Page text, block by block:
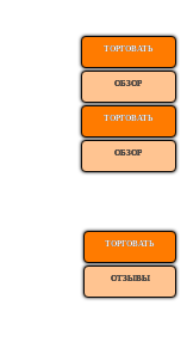
ТОРГОВАТЬ
ОБЗОР
ТОРГОВАТЬ
ОБЗОР
ТОРГОВАТЬ
ОТЗЫВЫ